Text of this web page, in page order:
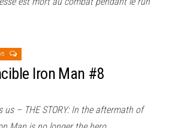
Iron Man #8
us – THE STORY: In the aftermath of